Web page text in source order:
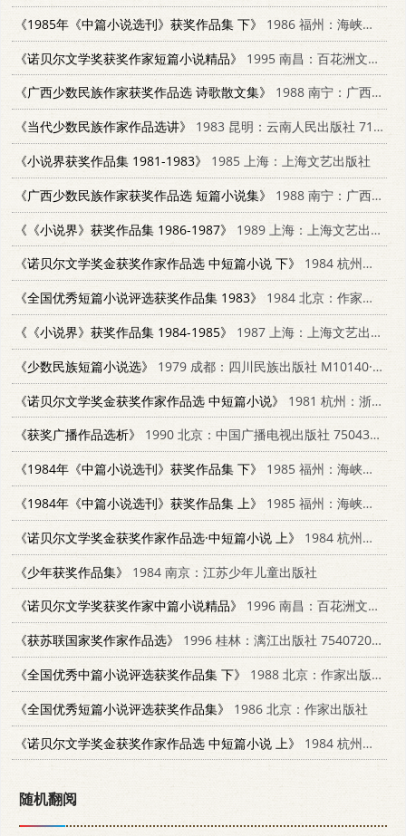
《1985年《中篇小说选刊》获奖作品集 下》
1986 福州：海峡文艺出版社 10368·209
《诺贝尔文学奖获奖作家短篇小说精品》
1995 南昌：百花洲文艺出版社 7805794782
《广西少数民族作家获奖作品选 诗歌散文集》
1988 南宁：广西民族出版社 7536303890
《当代少数民族作家作品选讲》
1983 昆明：云南人民出版社 7116·887
《小说界获奖作品集 1981-1983》
1985 上海：上海文艺出版社
《广西少数民族作家获奖作品选 短篇小说集》
1988 南宁：广西民族出版社 7536303874
《《小说界》获奖作品集 1986-1987》
1989 上海：上海文艺出版社 7532103846
《诺贝尔文学奖金获奖作家作品选 中短篇小说 下》
1984 杭州：浙江文艺出版社 10317·93
《全国优秀短篇小说评选获奖作品集 1983》 1984 北京：作家出版社 10248·002
《《小说界》获奖作品集 1984-1985》
1987 上海：上海文艺出版社 10078·3837
《少数民族短篇小说选》
1979 成都：四川民族出版社 M10140·13
《诺贝尔文学奖金获奖作家作品选 中短篇小说》
1981 杭州：浙江人民出版社 10103·207
《获奖广播作品选析》
1990 北京：中国广播电视出版社 7504306369
《1984年《中篇小说选刊》获奖作品集 下》
1985 福州：海峡文艺出版社 10368·63
《1984年《中篇小说选刊》获奖作品集 上》
1985 福州：海峡文艺出版社 10368·110
《诺贝尔文学奖金获奖作家作品选·中短篇小说 上》
1984 杭州：浙江人民出版社 10317·93
《少年获奖作品集》
1984 南京：江苏少年儿童出版社
《诺贝尔文学奖获奖作家中篇小说精品》
1996 南昌：百花洲文艺出版社 7805797080
《获苏联国家奖作家作品选》
1996 桂林：漓江出版社 7540720077
《全国优秀中篇小说评选获奖作品集 下》
1988 北京：作家出版社 7506301563
《全国优秀短篇小说评选获奖作品集》
1986 北京：作家出版社
《诺贝尔文学奖金获奖作家作品选 中短篇小说 上》
1984 杭州：浙江文艺出版社 10317·93
随机翻阅